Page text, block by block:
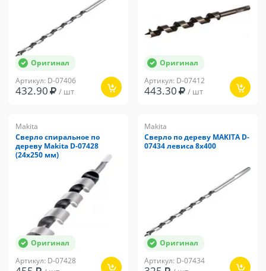
Оригинал
Артикул: D-07406
432.90 / шт
Оригинал
Артикул: D-07412
443.30 / шт
Makita
Сверло спиральное по
дереву Makita D-07428
(24х250 мм)
Оригинал
Артикул: D-07428
Makita
Сверло по дереву MAKITA D-
07434 левиса 8x400
Оригинал
Артикул: D-07434